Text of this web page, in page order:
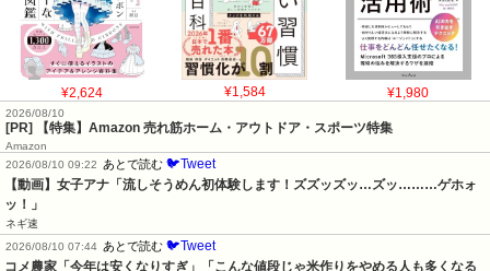
¥2,624 ¥1,584 ¥1,980
2026/08/10
[PR] 【特集】Amazon 売れ筋ホーム・アウトドア・スポーツ特集
Amazon
2026/08/10 09:22
あとで読む 🐦Tweet
【動画】女子アナ「流しそうめん初体験します！ズズッズッ…ズッ………ゲホォ
ッ！」
ネギ速
2026/08/10 07:44 あとで読む 🐦Tweet
コメ農家「今年は安くなりすぎ」「こんな値段じゃ米作りをやめる人も多くなる